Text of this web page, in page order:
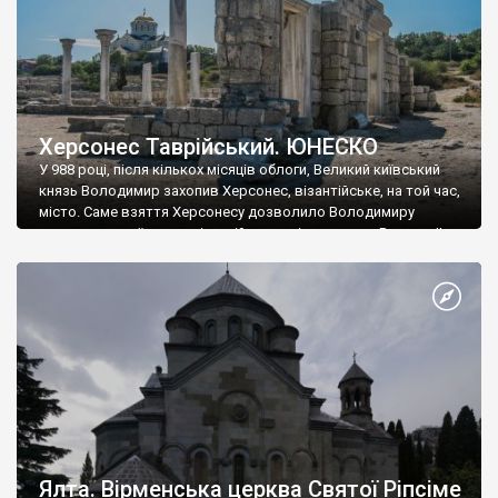
Херсонес Таврійський. ЮНЕСКО
У 988 році, після кількох місяців облоги, Великий київський
князь Володимир захопив Херсонес, візантійське, на той час,
місто. Саме взяття Херсонесу дозволило Володимиру
диктувати свої умови візантійському імператору Василю ІІ, та
Херсонесі Володимир-язичник, став Василем-християнином.
А потім було Хрещення Русі. На честь Херсонесу Таврійського
Ялта. Вірменська церква Святої Ріпсіме